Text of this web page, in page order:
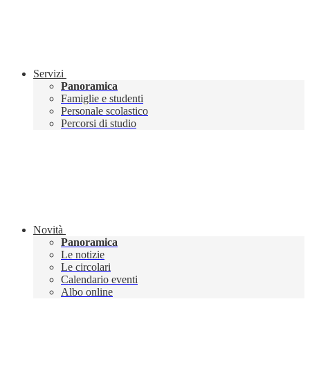
Servizi
Panoramica
Famiglie e studenti
Personale scolastico
Percorsi di studio
Novità
Panoramica
Le notizie
Le circolari
Calendario eventi
Albo online